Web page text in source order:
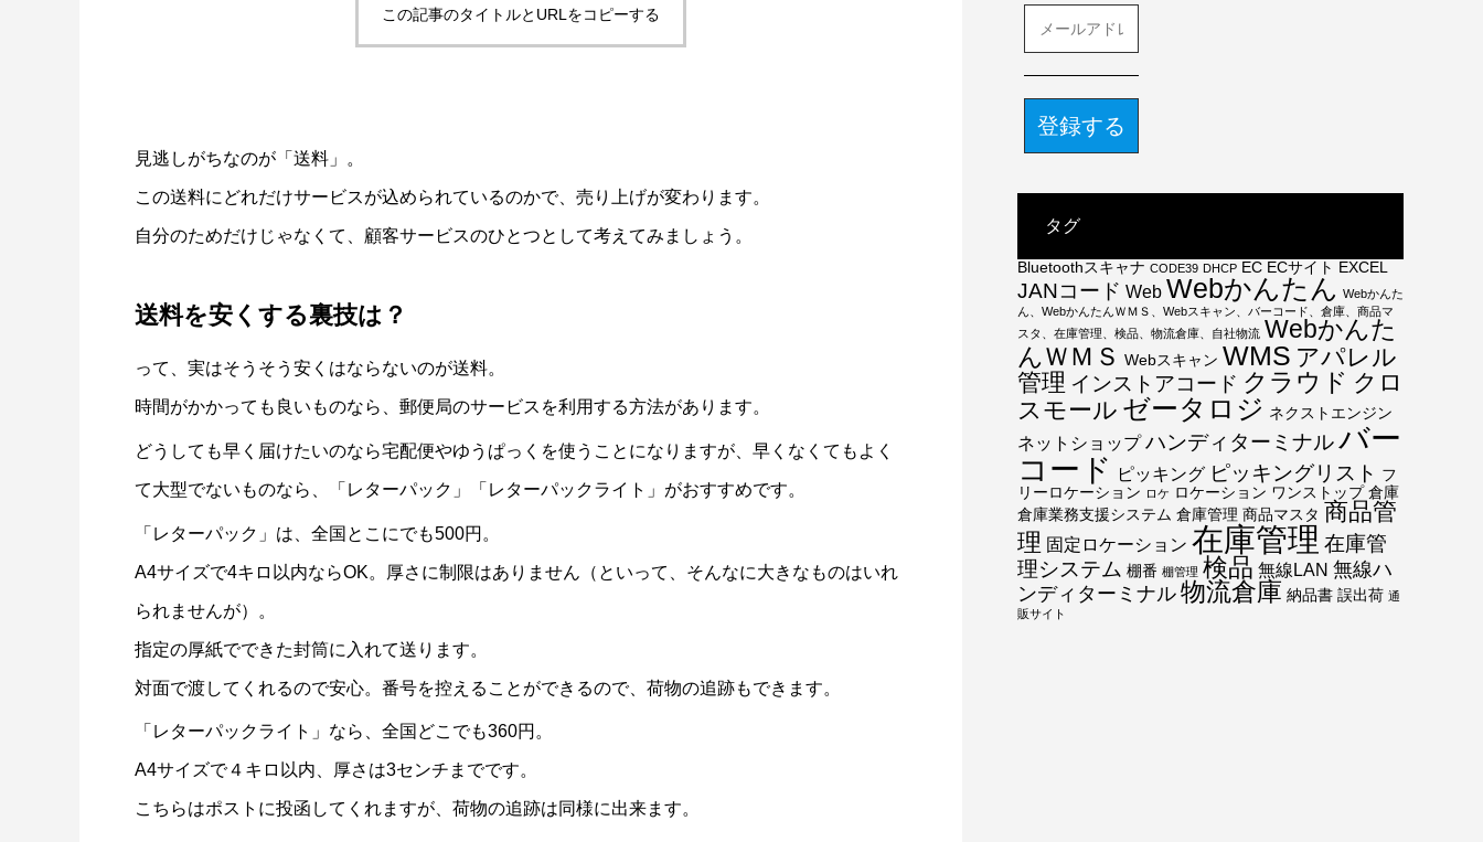
この記事のタイトルとURLをコピーする
見逃しがちなのが「送料」。
この送料にどれだけサービスが込められているのかで、売り上げが変わります。
自分のためだけじゃなくて、顧客サービスのひとつとして考えてみましょう。
送料を安くする裏技は？
って、実はそうそう安くはならないのが送料。
時間がかかっても良いものなら、郵便局のサービスを利用する方法があります。
どうしても早く届けたいのなら宅配便やゆうぱっくを使うことになりますが、早くなくてもよく
て大型でないものなら、「レターパック」「レターパックライト」がおすすめです。
「レターパック」は、全国とこにでも500円。
A4サイズで4キロ以内ならOK。厚さに制限はありません（といって、そんなに大きなものはいれ
られませんが）。
指定の厚紙でできた封筒に入れて送ります。
対面で渡してくれるので安心。番号を控えることができるので、荷物の追跡もできます。
「レターパックライト」なら、全国どこでも360円。
A4サイズで４キロ以内、厚さは3センチまでです。
こちらはポストに投函してくれますが、荷物の追跡は同様に出来ます。
を
入
力
く
ル
ア
ド
レ
ご
く
さ
い
*
タグ
Bluetoothスキャナ CODE39 DHCP EC ECサイト EXCEL
JANコード Web Webかんたん Webかんた
ん、WebかんたんＷＭＳ、Webスキャン、バーコード、倉庫、商品マ
スタ、在庫管理、検品、物流倉庫、自社物流 Webかんた
んＷＭＳ Webスキャン WMS アパレル
管理 インストアコード クラウド クロ
スモール ゼータロジ ネクストエンジン
ネットショップ ハンディターミナルバー
コード
ピッキング ピッキングリスト フ
リーロケーション ロケ ロケーション ワンストップ 倉庫
倉庫業務支援システム 倉庫管理 商品マスタ 商品管
理 固定ロケーション 在庫管理 在庫管
理システム 棚番 棚管理 検品 無線LAN 無線ハ
ンディターミナル 物流倉庫 納品書 誤出荷 通
販サイト